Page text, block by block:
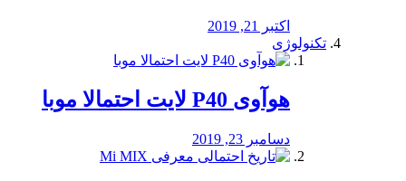
اکتبر 21, 2019
تکنولوژی
هوآوی P40 لایت احتمالا موبا
دسامبر 23, 2019